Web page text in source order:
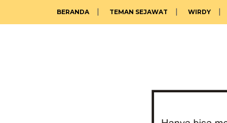
BERANDA TEMAN SEJAWAT WIRDY